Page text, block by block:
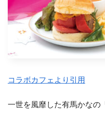
コラボカフェより引用
一世を風靡した有馬かなの